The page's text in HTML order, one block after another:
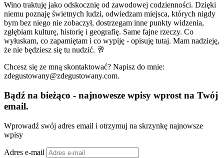
Wino traktuję jako odskocznię od zawodowej codzienności. Dzięki
niemu poznaję świetnych ludzi, odwiedzam miejsca, których nigdy
bym bez niego nie zobaczył, dostrzegam inne punkty widzenia,
zgłębiam kulturę, historię i geografię. Same fajne rzeczy. Co
wyłuskam, co zapamiętam i co wypiję - opisuję tutaj. Mam nadzieję,
że nie będziesz się tu nudzić. 🥂
Chcesz się ze mną skontaktować? Napisz do mnie:
zdegustowany@zdegustowany.com.
Bądź na bieżąco - najnowesze wpisy wprost na Twój
email.
Wprowadź swój adres email i otrzymuj na skrzynkę najnowsze
wpisy
Adres e-mail